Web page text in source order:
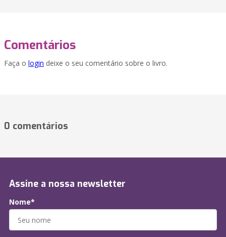
Comentários
Faça o login deixe o seu comentário sobre o livro.
0 comentários
Assine a nossa newsletter
Nome*